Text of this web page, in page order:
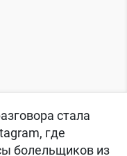
стала
где
болельщиков из